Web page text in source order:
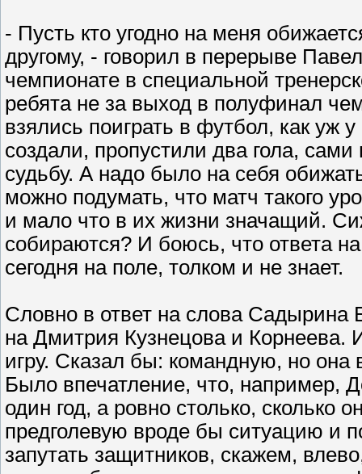
- Пусть кто угодно на меня
другому, - говорил в перерыве
чемпионате в специальной
ребята не за выход в полуфинал
взялись поиграть в футбол, как уж
создали, пропустили два гола,
судьбу. А надо было на себя
можно подумать, что матч такого
и мало что в их жизни значащий.
собираются? И боюсь, что ответа
сегодня на поле, толком и не знает.
Словно в ответ на слова
на Дмитрия Кузнецова и
игру. Сказал бы: командную, но она
Было впечатление, что, например,
один год, а ровно столько, сколько
предголевую вроде бы ситуацию и
запутать защитников, скажем,